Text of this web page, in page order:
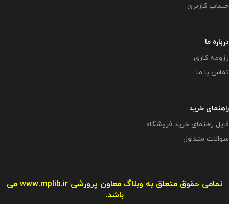
حساب کاربری
درباره ما
رزومه کاری
تماس با ما
راهنمای خرید
فایل راهنمای خرید فروشگاه
سوالات متداول
تمامی حقوق متعلق به وبلاگ معاون پرورشیwww.mplib.ir می
باشد.